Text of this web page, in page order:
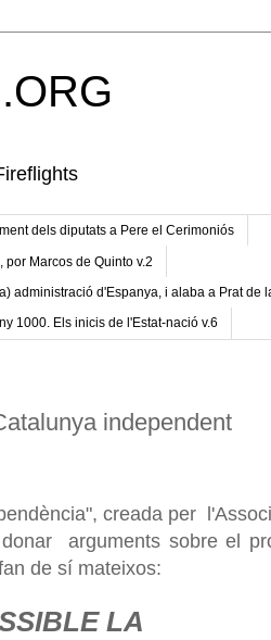
dels diputats a Pere el Cerimoniós
Marcos de Quinto v.2
administració d'Espanya, i alaba a Prat de
1000. Els inicis de l'Estat-nació v.6
independent
creada per
arguments sobre el
de sí mateixos:
LA